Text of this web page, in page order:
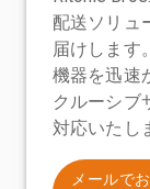
配送ソリュ
届けします
機器を迅速
クルーシブ
対応いたし
メールで